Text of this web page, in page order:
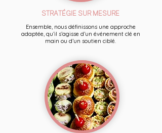
STRATÉGIE SUR MESURE
Ensemble, nous définissons une approche
adaptée, qu’il s’agisse d’un événement clé en
main ou d’un soutien ciblé.